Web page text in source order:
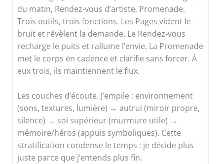
du matin, Rendez‑vous d’artiste, Promenade.
Trois outils, trois fonctions. Les Pages vident le
bruit et révèlent la demande. Le Rendez‑vous
recharge le puits et rallume l’envie. La Promenade
met le corps en cadence et clarifie sans forcer. À
eux trois, ils maintiennent le flux.
Les couches d’écoute. J’empile : environnement
(sons, textures, lumière) → autrui (miroir propre,
silence) → soi supérieur (murmure utile) →
mémoire/héros (appuis symboliques). Cette
stratification condense le temps : je décide plus
juste parce que j’entends plus fin.